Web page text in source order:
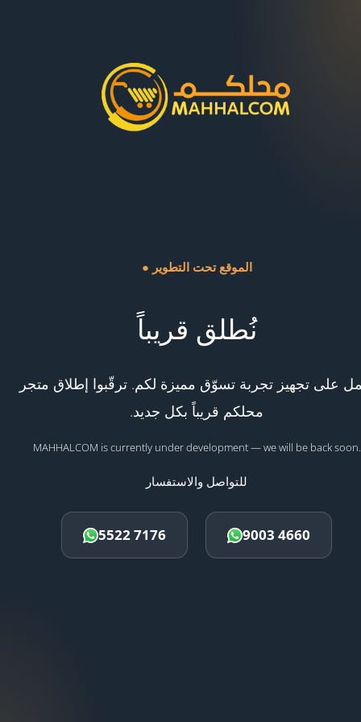
● الموقع تحت التطوير
نُطلق قريباً
على تجهيز تجربة تسوّق مميزة لكم. ترقّبوا إطلاق متجر
محلكم قريباً بكل جديد.
MAHHALCOM is currently under development — we will be back soon.
للتواصل والاستفسار
5522 7176 9003 4660